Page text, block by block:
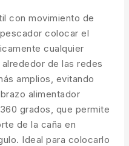
con movimiento de
colocar el
cualquier
de las redes
amplios, evitando
alimentador
​​grados, que permite
de la caña en
Ideal para colocarlo